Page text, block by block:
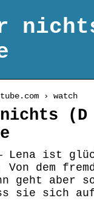
› watch
(D
Lena ist
dem
geht aber
sie sich